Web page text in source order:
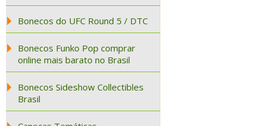
Bonecos do UFC Round 5 / DTC
Bonecos Funko Pop comprar
online mais barato no Brasil
Bonecos Sideshow Collectibles
Brasil